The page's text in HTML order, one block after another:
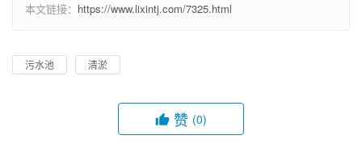
本文链接： https://www.lixintj.com/7325.html
污水池 清淤
赞 (0)